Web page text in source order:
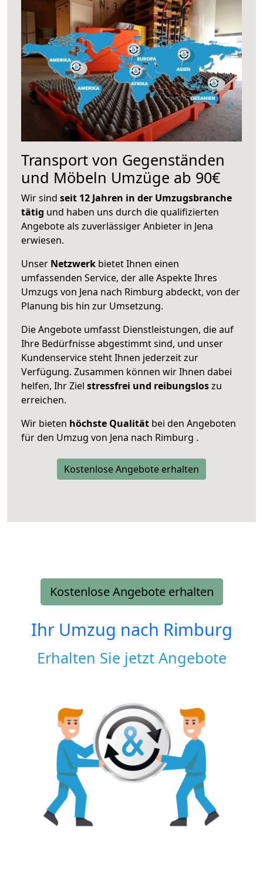
Transport von Gegenständen
und Möbeln Umzüge ab 90€
Wir sind seit 12 Jahren in der Umzugsbranche
tätig und haben uns durch die qualifizierten
Angebote als zuverlässiger Anbieter in Jena
erwiesen.
Unser Netzwerk bietet Ihnen einen
umfassenden Service, der alle Aspekte Ihres
Umzugs von Jena nach Rimburg abdeckt, von der
Planung bis hin zur Umsetzung.
Die Angebote umfasst Dienstleistungen, die auf
Ihre Bedürfnisse abgestimmt sind, und unser
Kundenservice steht Ihnen jederzeit zur
Verfügung. Zusammen können wir Ihnen dabei
helfen, Ihr Ziel stressfrei und reibungsloszu
erreichen.
Wir bieten höchste Qualität bei den Angeboten
für den Umzug von Jena nach Rimburg .
Kostenlose Angebote erhalten
Kostenlose Angebote erhalten
Ihr Umzug nach Rimburg
Erhalten Sie jetzt Angebote